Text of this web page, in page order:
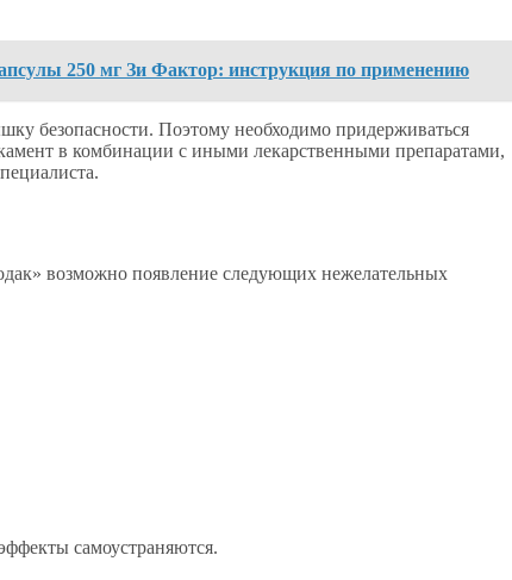
250 мг Зи Фактор: инструкция по применению
безопасности. Поэтому необходимо придерживаться
в комбинации с иными лекарственными препаратами,
возможно появление следующих нежелательных
самоустраняются.